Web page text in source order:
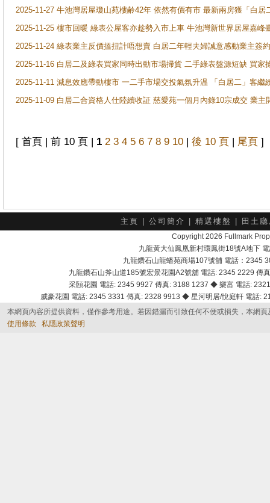
2025-11-27 牛池灣居屋瓊山苑樓齢42年 依然有價有市 最新兩房獲「白居
2025-11-25 樓市回暖 綠表公屋客亦趁勢入市上車 牛池灣新世界居屋嘉峰
2025-11-24 綠表業主反價搵扭計唔想賣 白居二年輕夫婦誠意感動業主簽
2025-11-16 白居二及綠表買家同時出動市場掃貨 二手綠表盤源短缺 買
2025-11-11 減息效應帶動樓市 一二手市場交投氣氛升温 「白居二」客
2025-11-09 白居二合資格人仕陸續收証 慈愛苑一個月內錄10宗成交 業
[ 首頁 | 前 10 頁 | 1 2 3 4 5 6 7 8 9 10 | 後 10 頁 | 尾頁 ]
主頁 公司簡介 精選樓盤 田土
Copyright 2026 Fullmark
九龍黃大仙鳳凰新村環鳳街18號A地下
九龍鑽石山龍蟠苑商場107號舖 電話：2345
九龍鑽石山斧山道185號宏景花園A2號舖 電話: 2345 2229
采頣花園 電話: 2345 9927 傳真: 3188 1237 ◆ 樂富 電話:
威豪花園 電話: 2345 3331 傳真: 2328 9913 ◆ 星河明居/悅庭軒 電話
本網頁內容所提供資料，僅作參考用途。若因錯漏而引致任何不便或損失，本網
使用條款
私隱政策聲明